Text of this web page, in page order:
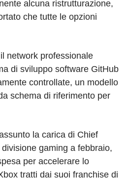
alcuna ristrutturazione,
che tutte le opzioni
network professionale
di sviluppo software GitHub
controllate, un modello
schema di riferimento per
la carica di Chief
gaming a febbraio,
per accelerare lo
tratti dai suoi franchise di